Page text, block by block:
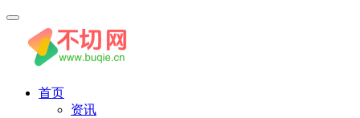
首页
资讯